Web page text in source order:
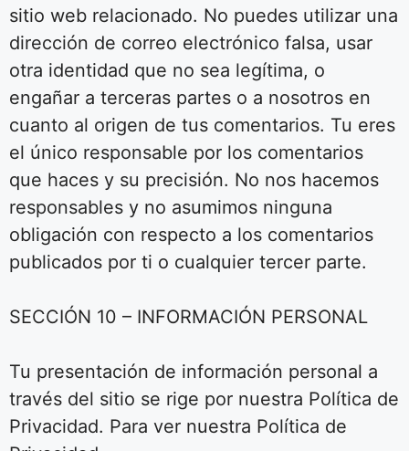
sitio web relacionado. No puedes utilizar una
dirección de correo electrónico falsa, usar
otra identidad que no sea legítima, o
engañar a terceras partes o a nosotros en
cuanto al origen de tus comentarios. Tu eres
el único responsable por los comentarios
que haces y su precisión. No nos hacemos
responsables y no asumimos ninguna
obligación con respecto a los comentarios
publicados por ti o cualquier tercer parte.
SECCIÓN 10 – INFORMACIÓN PERSONAL
Tu presentación de información personal a
través del sitio se rige por nuestra Política de
Privacidad. Para ver nuestra Política de